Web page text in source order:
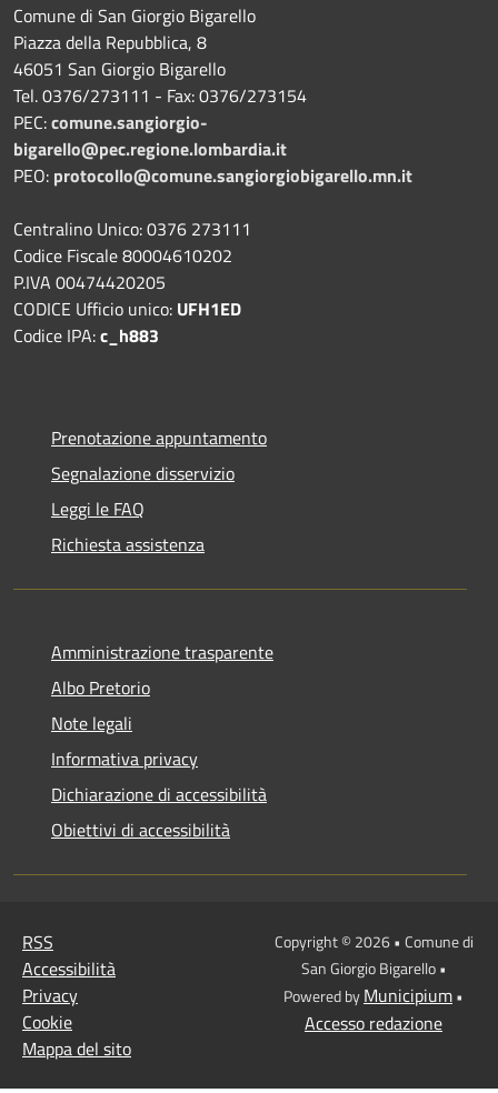
Comune di San Giorgio Bigarello
Piazza della Repubblica, 8
46051 San Giorgio Bigarello
Tel. 0376/273111 - Fax: 0376/273154
PEC:comune.sangiorgio-
bigarello@pec.regione.lombardia.it
PEO: protocollo@comune.sangiorgiobigarello.mn.it
Centralino Unico: 0376 273111
Codice Fiscale 80004610202
P.IVA 00474420205
CODICE Ufficio unico: UFH1ED
Codice IPA:c_h883
Prenotazione appuntamento
Segnalazione disservizio
Leggi le FAQ
Richiesta assistenza
Amministrazione trasparente
Albo Pretorio
Note legali
Informativa privacy
Dichiarazione di accessibilità
Obiettivi di accessibilità
RSS
Accessibilità
Privacy
Cookie
Mappa del sito
Copyright © 2026 • Comune di
San Giorgio Bigarello •
Powered byMunicipium•
Accesso redazione